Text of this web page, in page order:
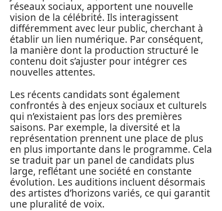
réseaux sociaux, apportent une nouvelle
vision de la célébrité. Ils interagissent
différemment avec leur public, cherchant à
établir un lien numérique. Par conséquent,
la manière dont la production structuré le
contenu doit s’ajuster pour intégrer ces
nouvelles attentes.
Les récents candidats sont également
confrontés à des enjeux sociaux et culturels
qui n’existaient pas lors des premières
saisons. Par exemple, la diversité et la
représentation prennent une place de plus
en plus importante dans le programme. Cela
se traduit par un panel de candidats plus
large, reflétant une société en constante
évolution. Les auditions incluent désormais
des artistes d’horizons variés, ce qui garantit
une pluralité de voix.